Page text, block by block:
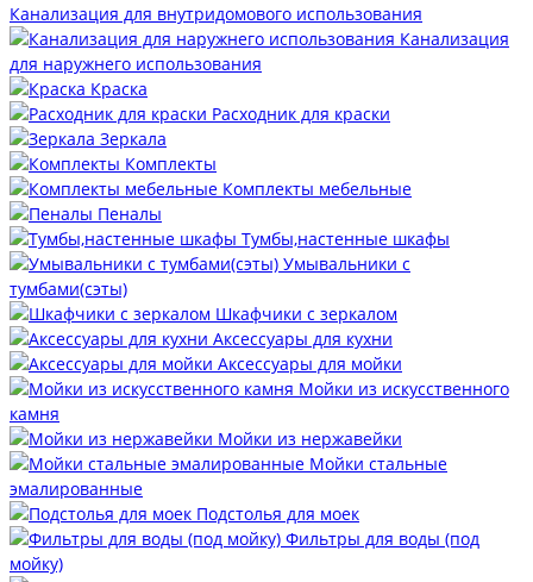
Канализация для внутридомового использования
Канализация
для наружнего использования
Краска
Расходник для краски
Зеркала
Комплекты
Комплекты мебельные
Пеналы
Тумбы,настенные шкафы
Умывальники с
тумбами(сэты)
Шкафчики с зеркалом
Аксессуары для кухни
Аксессуары для мойки
Мойки из искусственного
камня
Мойки из нержавейки
Мойки стальные
эмалированные
Подстолья для моек
Фильтры для воды (под
мойку)